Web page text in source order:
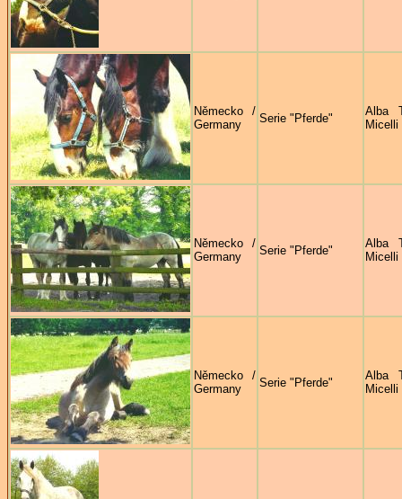
Německo /
Germany
Serie "Pferde"
Alba
Micelli
Německo /
Germany
Serie "Pferde"
Alba
Micelli
Německo /
Germany
Serie "Pferde"
Alba
Micelli